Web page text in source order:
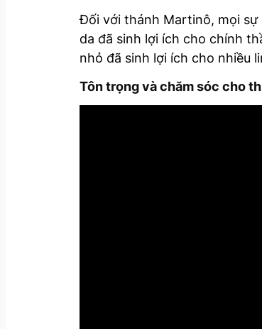
Đối với thánh Martinô, mọi sự
da đã sinh lợi ích cho chính
nhỏ đã sinh lợi ích cho nhiều
Tôn trọng và chăm sóc cho